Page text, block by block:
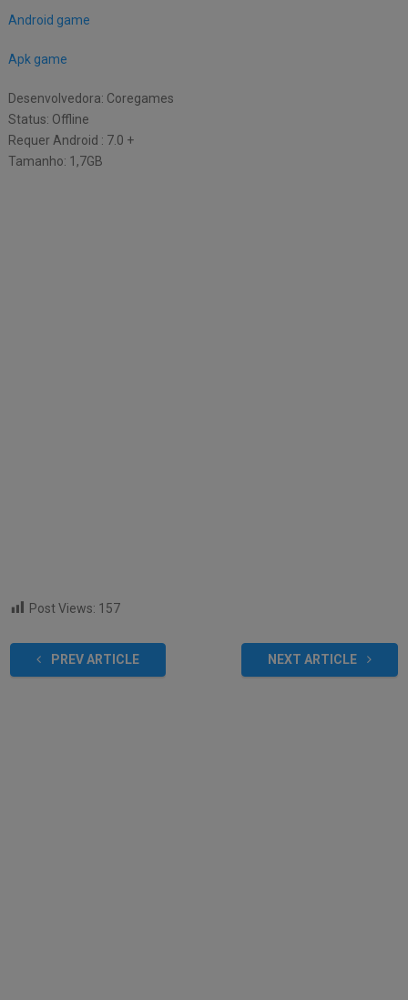
Android game
Apk game
Desenvolvedora: Coregames
Status: Offline
Requer Android : 7.0 +
Tamanho: 1,7GB
Post Views: 157
PREV ARTICLE NEXT ARTICLE